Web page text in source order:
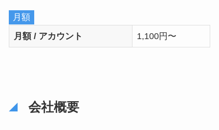
月額
月額 / アカウント
1,100円〜
会社概要